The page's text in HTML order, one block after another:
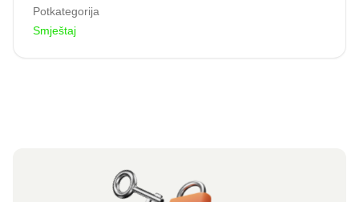
Potkategorija
Smještaj